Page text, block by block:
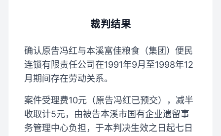
裁判结果
确认原告冯红与本溪富佳粮食（集团）便民
连锁有限责任公司在1991年9月至1998年12
月期间存在劳动关系。
案件受理费10元（原告冯红已预交），减半
收取计5元，由被告本溪市国有企业遗留事
务管理中心负担，于本判决生效之日起七日